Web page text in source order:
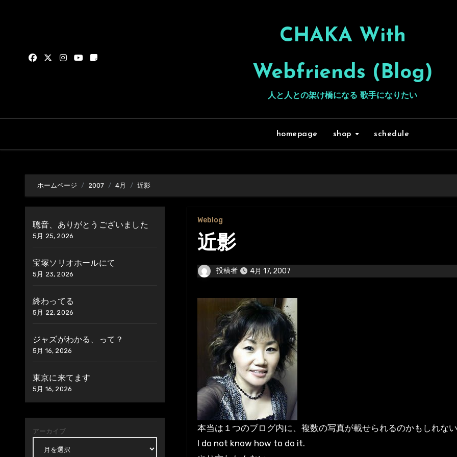
CHAKA With
Webfriends (Blog)
人と人との架け橋になる 歌手になりたい
homepage shop schedule
ホームページ 2007 4月 近影
聰音、ありがとうございました
5月 25, 2026
宝塚ソリオホールにて
5月 23, 2026
終わってる
5月 22, 2026
ジャズがわかる、って？
5月 16, 2026
東京に来てます
5月 16, 2026
アーカイブ
Weblog
近影
投稿者 4月 17, 2007
本当は１つのブログ内に、複数の写真が載せられるのかもしれな
I do not know how to do it.